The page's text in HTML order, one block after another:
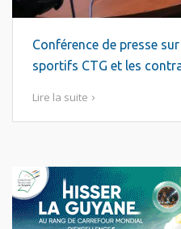
Conférence de presse
sportifs CTG et les
Lire la suite